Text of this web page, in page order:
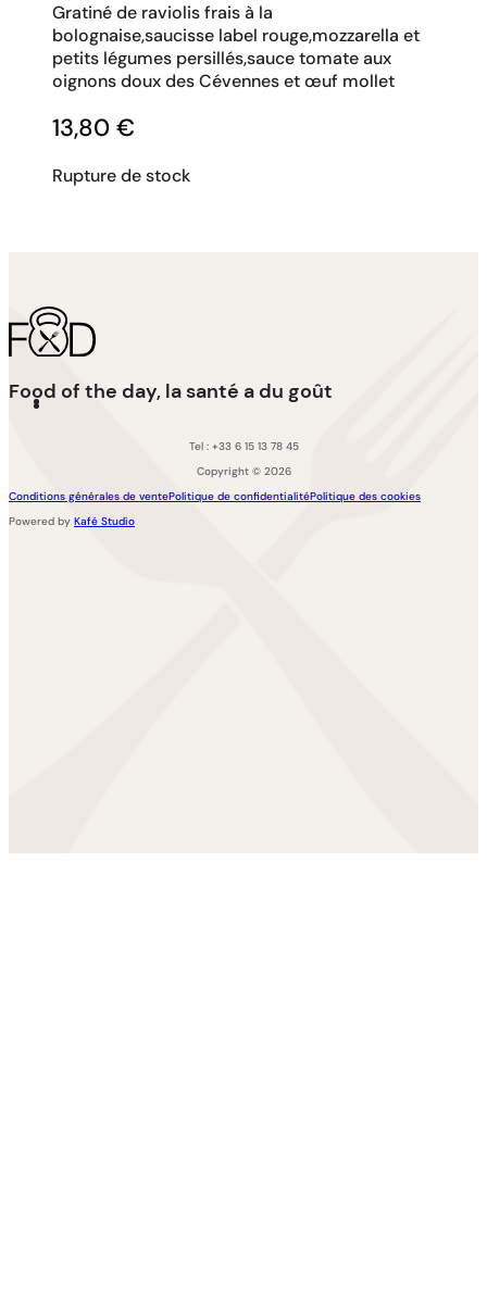
Gratiné de raviolis frais à la
bolognaise,saucisse label rouge,mozzarella et
petits légumes persillés,sauce tomate aux
oignons doux des Cévennes et œuf mollet
13,80 €
Rupture de stock
Food of the day, la santé a du goût
Tel : +33 6 15 13 78 45
Copyright © 2026
Conditions générales de ventePolitique de confidentialitéPolitique des cookies
Powered by Kafé Studio